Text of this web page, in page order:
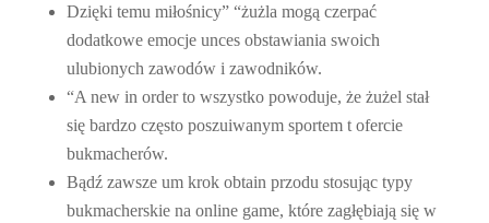
Dzięki temu miłośnicy” “żużla mogą czerpać
dodatkowe emocje unces obstawiania swoich
ulubionych zawodów i zawodników.
“A new in order to wszystko powoduje, że żużel stał
się bardzo często poszuiwanym sportem t ofercie
bukmacherów.
Bądź zawsze um krok obtain przodu stosując typy
bukmacherskie na online game, które zagłębiają się w